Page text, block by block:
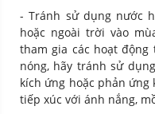
- Tránh sử dụng nước
hoặc ngoài trời vào
tham gia các hoạt
nóng, hãy tránh sử
kích ứng hoặc phản ứng
tiếp xúc với ánh nắng,